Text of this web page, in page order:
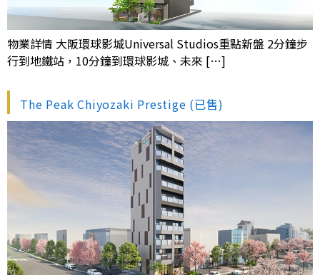
物業詳情 大阪環球影城Universal Studios重點新盤 2分鐘步
行到地鐵站，10分鐘到環球影城、未來 […]
The Peak Chiyozaki Prestige (已售)